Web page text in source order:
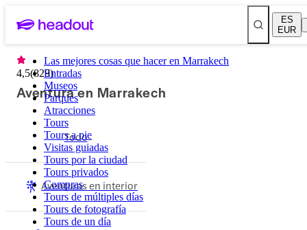
ES
EUR
Las mejores cosas que hacer en Marrakech
Entradas
Museos
Parques
Atracciones
Tours
Tours a pie
Visitas guiadas
Tours por la ciudad
Tours privados
Compras
Tours de múltiples días
Tours de fotografía
Tours de un día
4,5(829)
Aventura en Marrakech
Todo
Aventuras en interior